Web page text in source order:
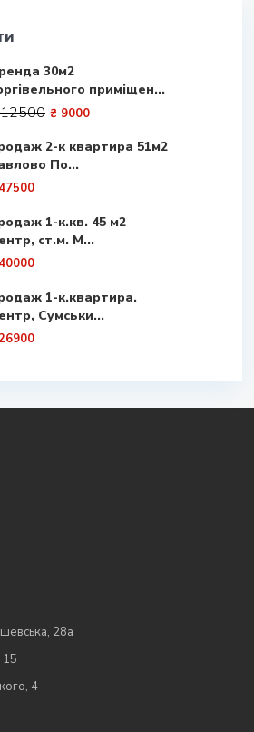
30м2
приміщен...
₴ 9000
2-к квартира 51м2
По...
1-к.кв. 45 м2
ст.м. М...
1-к.квартира.
Сумськи...
28а
15
4